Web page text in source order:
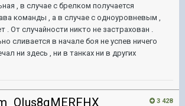
, в случае с брелком получается
команды , а в случае с одноуровневым ,
. От случайности никто не застрахован .
сливается в начале боя не успев ничего
ни здесь , ни в танках ни в других
3 428